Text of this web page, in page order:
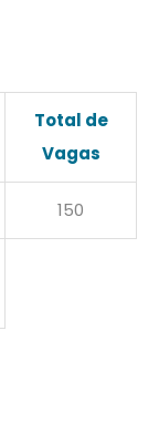
Total de
Vagas
150